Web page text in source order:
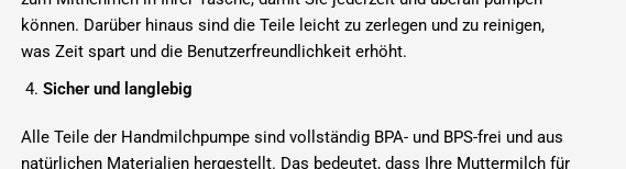
können. Darüber hinaus sind die Teile leicht zu zerlegen und zu reinigen,
was Zeit spart und die Benutzerfreundlichkeit erhöht.
Sicher und langlebig
Alle Teile der Handmilchpumpe sind vollständig BPA- und BPS-frei und aus
natürlichen Materialien hergestellt. Das bedeutet, dass Ihre Muttermilch für